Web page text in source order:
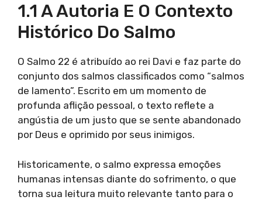
1.1 A Autoria E O Contexto
Histórico Do Salmo
O Salmo 22 é atribuído ao rei Davi e faz parte do
conjunto dos salmos classificados como “salmos
de lamento”. Escrito em um momento de
profunda aflição pessoal, o texto reflete a
angústia de um justo que se sente abandonado
por Deus e oprimido por seus inimigos.
Historicamente, o salmo expressa emoções
humanas intensas diante do sofrimento, o que
torna sua leitura muito relevante tanto para o